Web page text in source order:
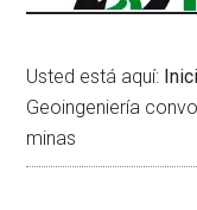
Usted está aquí:
Geoingeniería
minas